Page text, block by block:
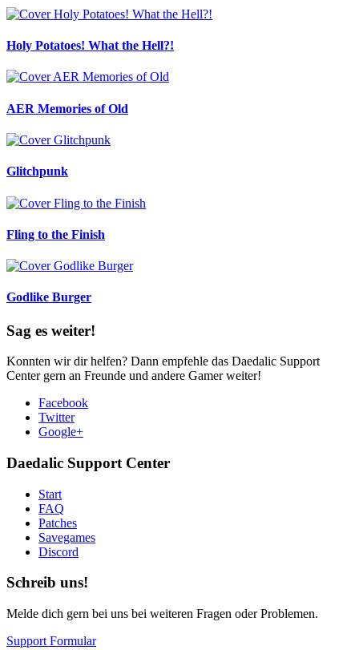
Holy Potatoes! What the Hell?!
AER Memories of Old
Glitchpunk
Fling to the Finish
Godlike Burger
Sag es weiter!
Konnten wir dir helfen? Dann empfehle das Daedalic Support
Center gern an Freunde und andere Gamer weiter!
Facebook
Twitter
Google+
Daedalic Support Center
Start
FAQ
Patches
Savegames
Discord
Schreib uns!
Melde dich gern bei uns bei weiteren Fragen oder Problemen.
Support Formular